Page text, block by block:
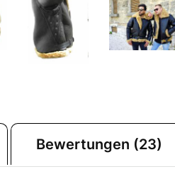
Bewertungen (23)